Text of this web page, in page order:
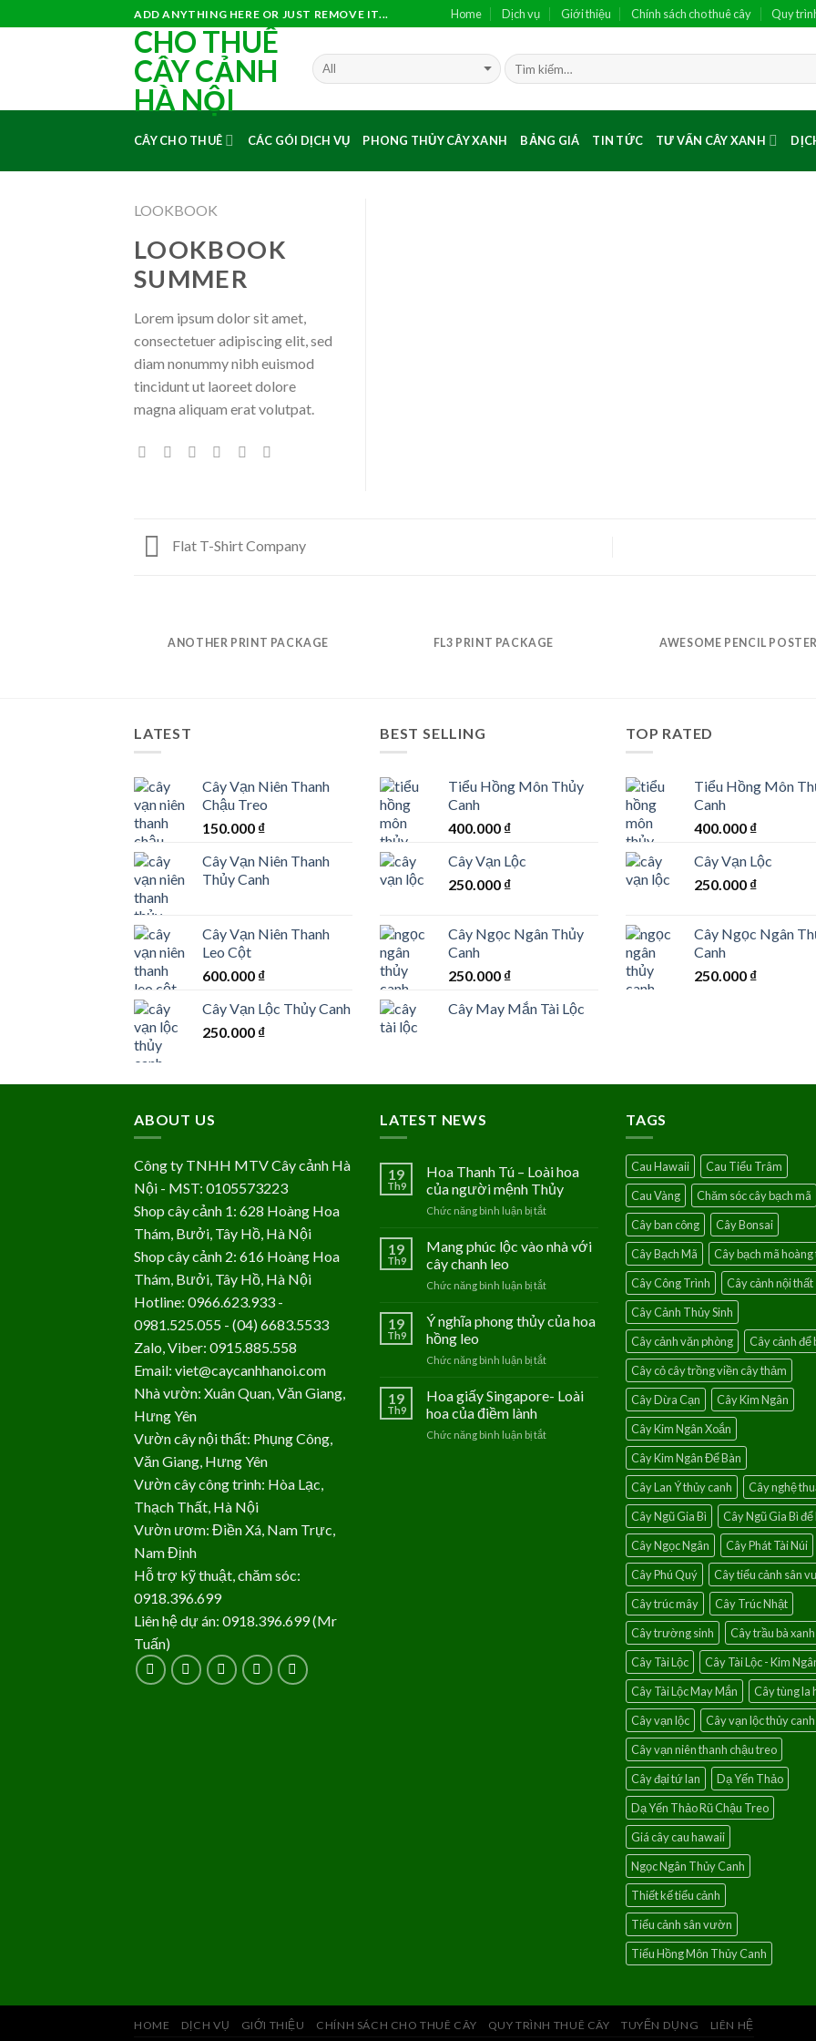
ADD ANYTHING HERE OR JUST REMOVE IT... Home Dịch vụ Giới thiệu Chính sách cho thuê cây Quy
CHO THUÊ
CÂY CẢNH
HÀ NỘI
CÂY CHO THUÊ CÁC GÓI DỊCH VỤ PHONG THỦY CÂY XANH BẢNG GIÁ TIN TỨC TƯ VẤN CÂY XANH
LOOKBOOK
LOOKBOOK
SUMMER
Lorem ipsum dolor sit amet,
consectetuer adipiscing elit, sed
diam nonummy nibh euismod
tincidunt ut laoreet dolore
magna aliquam erat volutpat.
Flat T-Shirt Company
ANOTHER PRINT PACKAGE FL3 PRINT PACKAGE AWESOME PENCIL POSTER
LATEST
Cây Vạn Niên Thanh
Chậu Treo
150.000 ₫
Cây Vạn Niên Thanh
Thủy Canh
Cây Vạn Niên Thanh
Leo Cột
600.000 ₫
Cây Vạn Lộc Thủy Canh
250.000 ₫
BEST SELLING
Tiểu Hồng Môn Thủy
Canh
400.000 ₫
Cây Vạn Lộc
250.000 ₫
Cây Ngọc Ngân Thủy
Canh
250.000 ₫
Cây May Mắn Tài Lộc
TOP RATED
Tiểu Hồng Môn
Canh
400.000 ₫
Cây Vạn Lộc
250.000 ₫
Cây Ngọc Ngân
Canh
250.000 ₫
ABOUT US
Công ty TNHH MTV Cây cảnh Hà
Nội - MST: 0105573223
Shop cây cảnh 1: 628 Hoàng Hoa
Thám, Bưởi, Tây Hồ, Hà Nội
Shop cây cảnh 2: 616 Hoàng Hoa
Thám, Bưởi, Tây Hồ, Hà Nội
Hotline: 0966.623.933 -
0981.525.055 - (04) 6683.5533
Zalo, Viber: 0915.885.558
Email: viet@caycanhhanoi.com
Nhà vườn: Xuân Quan, Văn Giang,
Hưng Yên
Vườn cây nội thất: Phụng Công,
Văn Giang, Hưng Yên
Vườn cây công trình: Hòa Lạc,
Thạch Thất, Hà Nội
Vườn ươm: Điền Xá, Nam Trực,
Nam Định
Hỗ trợ kỹ thuật, chăm sóc:
0918.396.699
Liên hệ dự án: 0918.396.699 (Mr
Tuấn)
LATEST NEWS
19
Th9
Hoa Thanh Tú – Loài hoa
của người mệnh Thủy
Chức năng bình luận bị tắt
Thanh
của
19
Th9
Mang phúc lộc vào nhà với
cây chanh leo
Chức năng bình luận bị tắt
phúc
cây
19
Th9
Ý nghĩa phong thủy của hoa
hồng leo
Chức năng bình luận bị tắt
nghĩa
19
Th9
Hoa giấy Singapore- Loài
hoa của điềm lành
Chức năng bình luận bị tắt
TAGS
Cau Hawaii
Cau Tiểu Trâm
Cau Vàng
Chăm sóc cây bạch mã
Cây ban công
Cây Bonsai
Cây Bạch Mã
Cây bạch mã
Cây Công Trình
Cây cảnh nội thất
Cây Cảnh Thủy Sinh
Cây cảnh văn phòng
Cây cảnh để
Cây cỏ cây trồng viền cây thảm
Cây Dừa Cạn
Cây Kim Ngân
Cây Kim Ngân Xoắn
Cây Kim Ngân Để Bàn
Cây Lan Ý thủy canh
Cây nghệ
Cây Ngũ Gia Bì
Cây Ngũ Gia Bì để
Cây Ngọc Ngân
Cây Phát Tài Núi
Cây Phú Quý
Cây tiểu cảnh sân
Cây trúc mây
Cây Trúc Nhật
Cây trường sinh
Cây trầu bà xanh
Cây Tài Lộc
Cây Tài Lộc - Kim
Cây Tài Lộc May Mắn
Cây tùng la
Cây vạn lộc
Cây vạn lộc thủy canh
Cây vạn niên thanh chậu treo
Cây đại tứ lan
Dạ Yến Thảo
Dạ Yến Thảo Rũ Chậu Treo
Giá cây cau hawaii
Ngọc Ngân Thủy Canh
Thiết kế tiểu cảnh
Tiểu cảnh sân vườn
Tiểu Hồng Môn Thủy Canh
HOME DỊCH VỤ GIỚI THIỆU CHÍNH SÁCH CHO THUÊ CÂY QUY TRÌNH THUÊ CÂY TUYỂN DỤNG LIÊN HỆ